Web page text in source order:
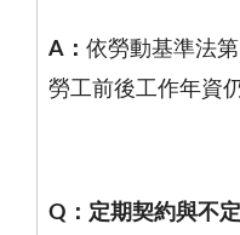
A ： 依勞動基準法第
勞工前後工作年資
Q ：定期契約與不